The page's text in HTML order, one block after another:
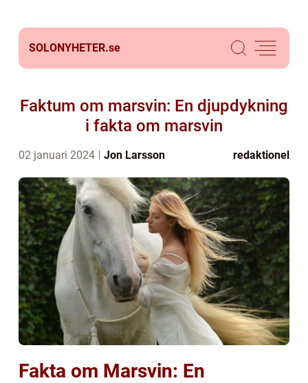
SOLONYHETER.se
Faktum om marsvin: En djupdykning
i fakta om marsvin
02 januari 2024 Jon Larsson redaktionel
Fakta om Marsvin: En